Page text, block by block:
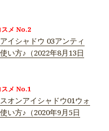
スメ No.2
イシャドウ 03アンティ
い方♪（2022年8月13日
スメ No.1
オンアイシャドウ01ウォ
い方♪（2020年9月5日